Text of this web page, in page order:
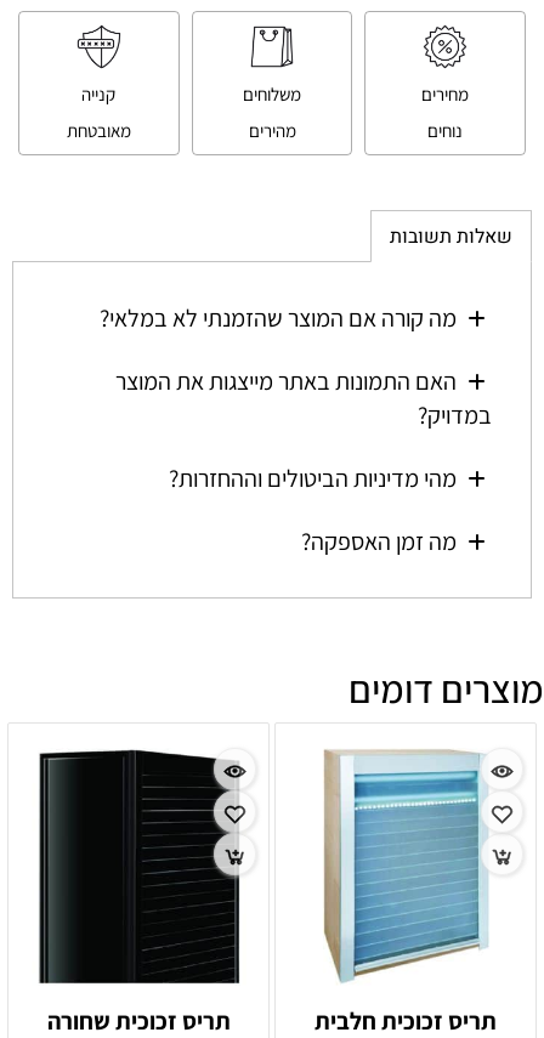
מחירים
נוחים
משלוחים
מהירים
קנייה
מאובטחת
שאלות תשובות
מה קורה אם המוצר שהזמנתי לא במלאי?
האם התמונות באתר מייצגות את המוצר
במדויק?
מהי מדיניות הביטולים וההחזרות?
מה זמן האספקה?
מוצרים דומים
תריס זכוכית חלבית תריס זכוכית שחורה